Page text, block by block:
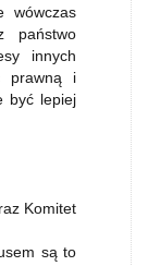
wówczas
państwo
innych
prawną i
być lepiej
Komitet
są to